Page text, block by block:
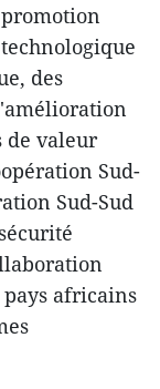
des
de valeur
Sud-
Sud-Sud
africains